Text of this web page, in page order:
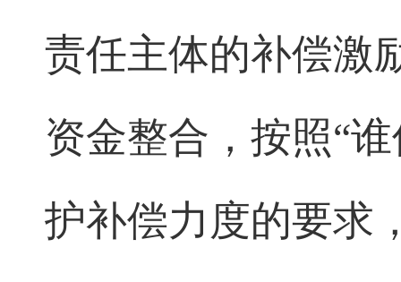
责任主体的补偿激
资金整合，按照“
护补偿力度的要求